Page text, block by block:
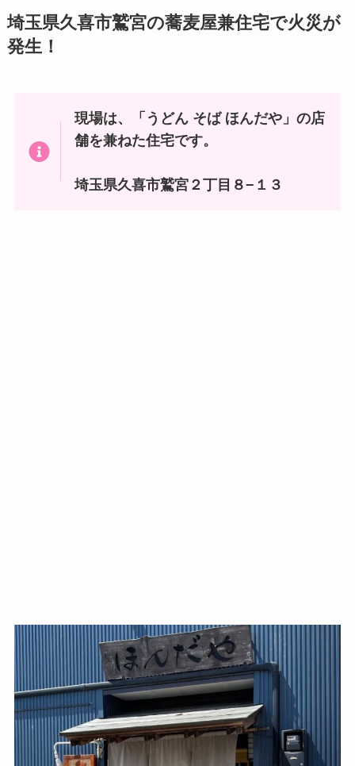
埼玉県久喜市鷲宮の蕎麦屋兼住宅で火災が
発生！
現場は、「うどん そば ほんだや」の店
舗を兼ねた住宅です。
埼玉県久喜市鷲宮２丁目８−１３